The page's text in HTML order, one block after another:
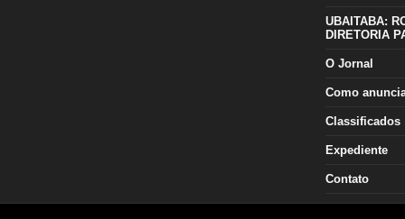
UBAITABA:
DIRETORIA
O Jornal
Como
Classificados
Expediente
Contato